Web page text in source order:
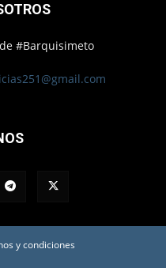
#Barquisimeto
y condiciones